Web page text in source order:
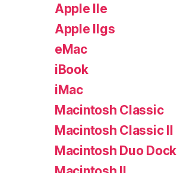
Apple IIe
Apple IIgs
eMac
iBook
iMac
Macintosh Classic
Macintosh Classic II
Macintosh Duo Dock